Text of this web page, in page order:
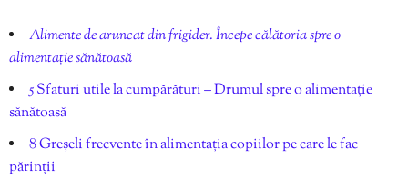
Alimente de aruncat din frigider. Începe călătoria spre o
alimentație sănătoasă
5 Sfaturi utile la cumpărături – Drumul spre o alimentație
sănătoasă
8 Greșeli frecvente în alimentația copiilor pe care le fac
părinții